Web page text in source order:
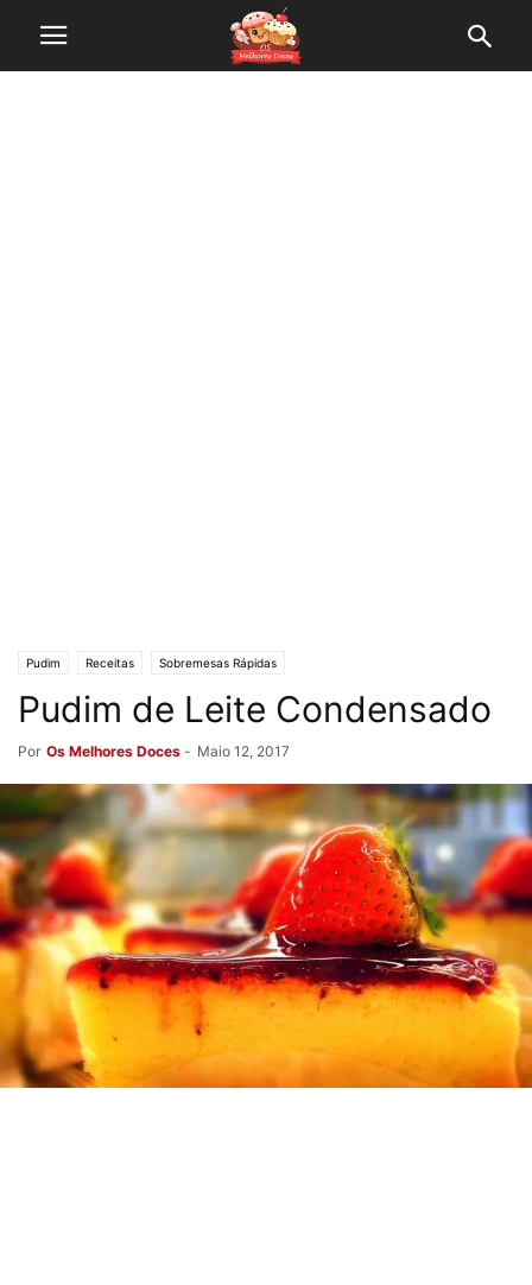
Pudim Receitas Sobremesas Rápidas
Pudim de Leite Condensado
Por Os Melhores Doces - Maio 12, 2017